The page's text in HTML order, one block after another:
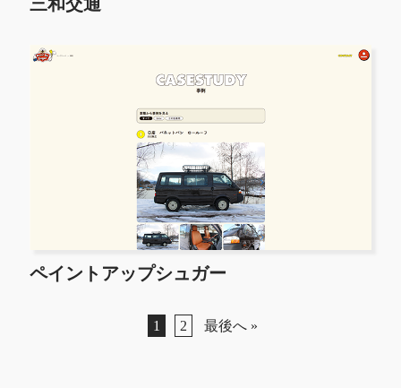
ペイントアップシュガー
1 2 最後へ »